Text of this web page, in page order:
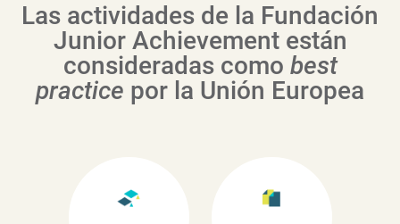
Las actividades de la Fundación
Junior Achievement están
consideradas como best
practice por la Unión Europea